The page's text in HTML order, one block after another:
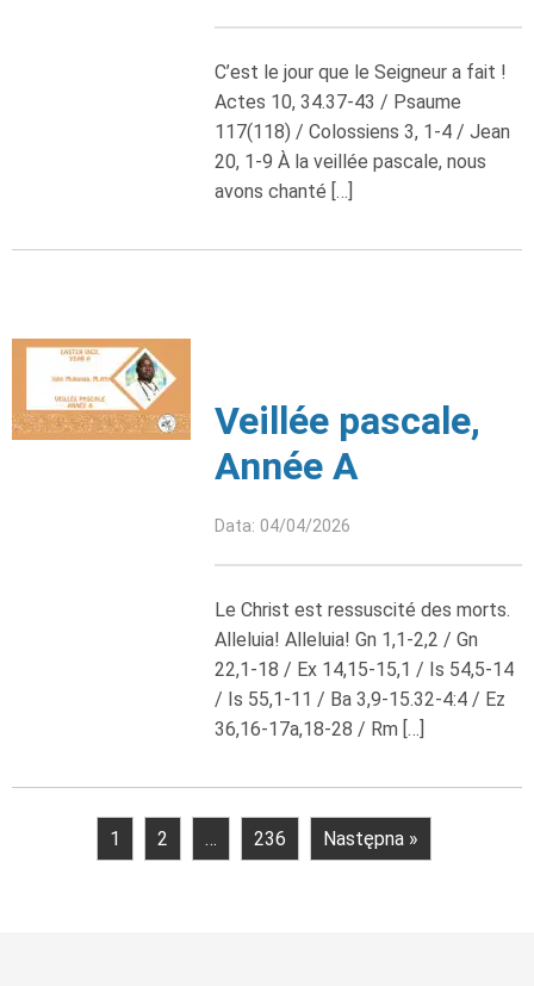
C’est le jour que le Seigneur a fait !
Actes 10, 34.37-43 / Psaume
117(118) / Colossiens 3, 1-4 / Jean
20, 1-9 À la veillée pascale, nous
avons chanté […]
Veillée pascale,
Année A
Data: 04/04/2026
Le Christ est ressuscité des morts.
Alleluia! Alleluia! Gn 1,1-2,2 / Gn
22,1-18 / Ex 14,15-15,1 / Is 54,5-14
/ Is 55,1-11 / Ba 3,9-15.32-4:4 / Ez
36,16-17a,18-28 / Rm […]
1 2 … 236 Następna »